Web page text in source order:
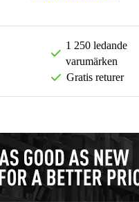
1 250 ledande
varumärken
Gratis returer